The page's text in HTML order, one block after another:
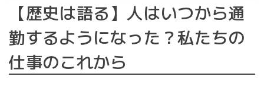
【歴史は語る】人はいつから通
勤するようになった？私たちの
仕事のこれから